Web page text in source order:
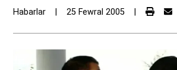
Habarlar 25 Fewral 2005